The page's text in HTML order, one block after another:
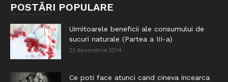
POSTĂRI POPULARE
Uimitoarele beneficii ale consumului de
sucuri naturale (Partea a III-a)
23 decembrie 2014
Ce poti face atunci cand cineva incearca